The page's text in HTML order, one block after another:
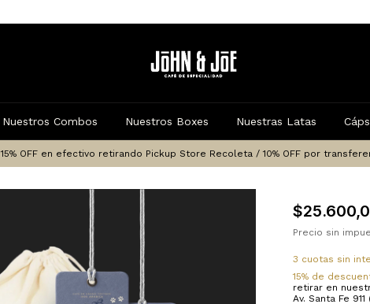
Nuestros Combos Nuestros Boxes Nuestras Latas
15% OFF en efectivo retirando Pickup Store Recoleta / 10% OFF por
Precio sin
3 cuotas sin
15% de
retirar en
Av. Santa Fe 911